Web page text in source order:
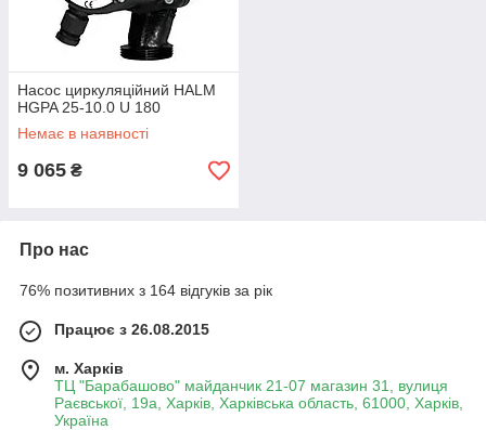
Насос циркуляційний HALM
HGPA 25-10.0 U 180
Немає в наявності
9 065 ₴
Про нас
76% позитивних з 164 відгуків за рік
Працює з 26.08.2015
м. Харків
ТЦ "Барабашово" майданчик 21-07 магазин 31, вулиця
Раєвської, 19а, Харків, Харківська область, 61000, Харків,
Україна